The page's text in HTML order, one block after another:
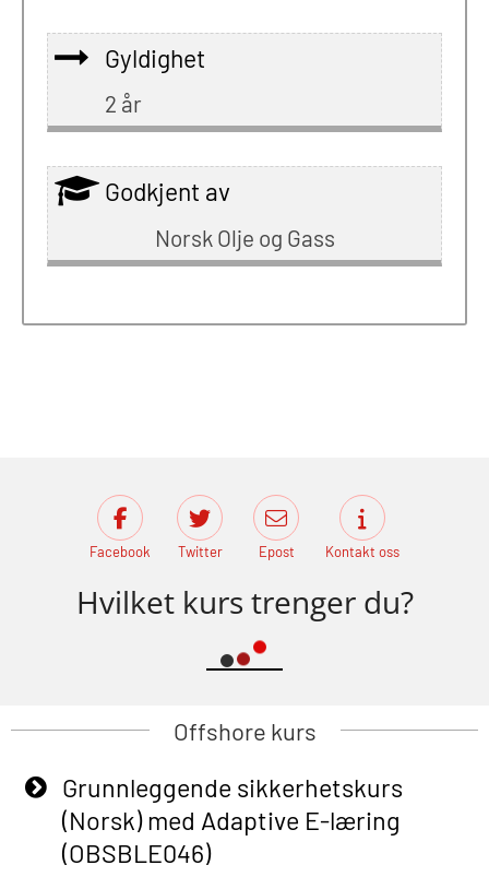
Gyldighet
2 år
Godkjent av
Norsk Olje og Gass
Facebook Twitter Epost Kontakt oss
Hvilket kurs trenger du?
Offshore kurs
Grunnleggende sikkerhetskurs
(Norsk) med Adaptive E-læring
(OBSBLE046)